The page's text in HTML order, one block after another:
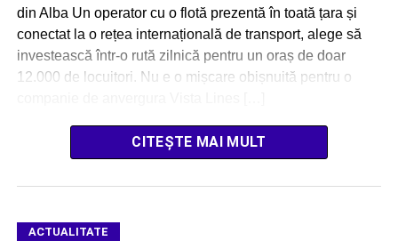
din Alba Un operator cu o flotă prezentă în toată țara și
conectat la o rețea internațională de transport, alege să
investească într-o rută zilnică pentru un oraș de doar
12.000 de locuitori. Nu e o mișcare obișnuită pentru o
CITEȘTE MAI MULT
ACTUALITATE